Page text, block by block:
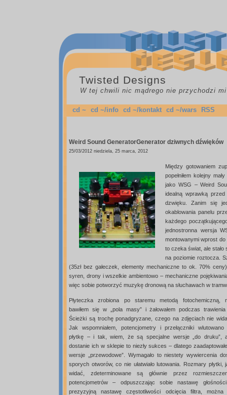
Twisted Designs
W tej chwili nic mądrego nie przychodzi mi
cd ~ cd ~/info cd ~/kontakt cd ~/wars RSS
Weird Sound GeneratorGenerator dziwnych dźwięków
25/03/2012 niedziela, 25 marca, 2012
Między gotowaniem
popełniłem kolejny
jako WSG – Weird
idealną wprawką
dzwięku. Zanim się
okablowania panelu
każdego
jednostronna wersja
montowanymi wprost do
to czeka świat, ale
na poziomie roztocza.
(35zł bez gałeczek, elementy mechaniczne to ok. 70%
syren, drony i wszelkie ambientowo – mechaniczne
więc sobie potworzyć muzykę dronową na słuchawach w
Płyteczka zrobiona po staremu metodą fotochemiczną,
bawiłem się w „pola masy” i żałowałem podczas
Ścieżki są trochę ponadgryzane, czego na zdjęciach nie
Jak wspomniałem, potencjometry i przełączniki
płytkę – i tak, wiem, że są specjalne wersje „do druku”,
dostanie ich w sklepie to niezły sukces – dlatego
wersje „przewodowe”. Wymagało to niestety wywiercenia
sporych otworów, co nie ułatwiało lutowania. Rozmary płytki,
widać, zdeterminowane są głównie przez
potencjometrów – odpuszczając sobie nastawę
prezyzyjną nastawę częstotliwości odcięcia filtra, można